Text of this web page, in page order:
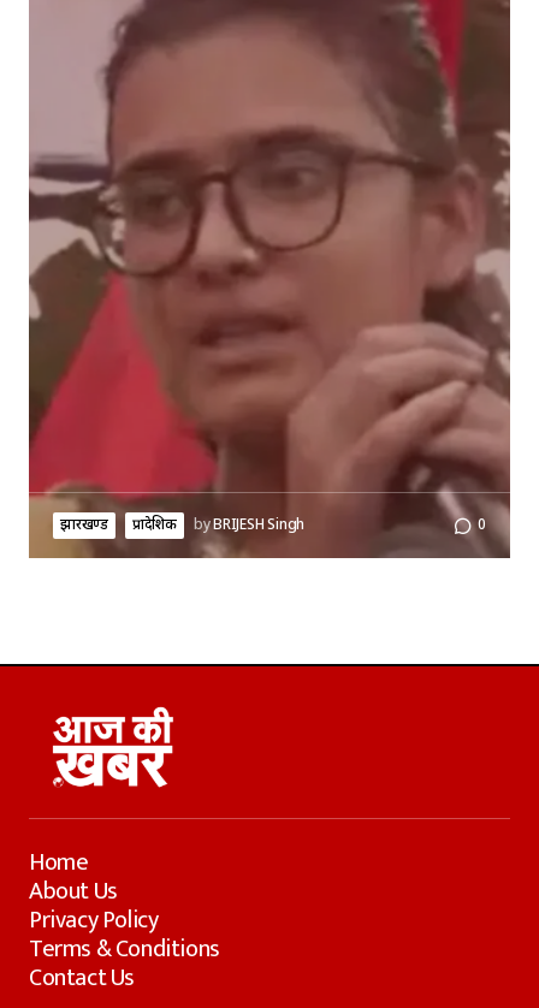
झारखण्ड प्रादेशिक byBRIJESH Singh 0
Home
About Us
Privacy Policy
Terms & Conditions
Contact Us